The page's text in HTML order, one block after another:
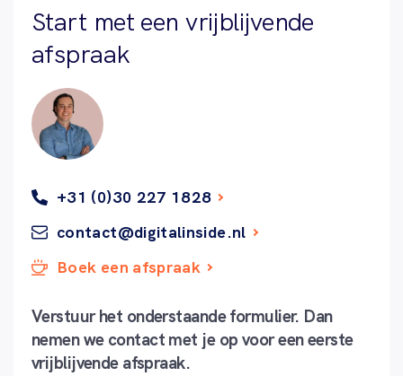
Start met een vrijblijvende
afspraak
+31 (0)30 227 1828
contact@digitalinside.nl
Boek een afspraak
Verstuur het onderstaande formulier. Dan
nemen we contact met je op voor een eerste
vrijblijvende afspraak.